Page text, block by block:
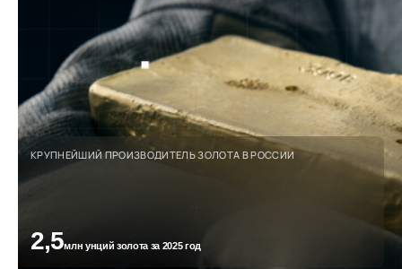
КРУПНЕЙШИЙ ПРОИЗВОДИТЕЛЬ ЗОЛОТА В РОССИИ
2,5млн унций золота за 2025 год